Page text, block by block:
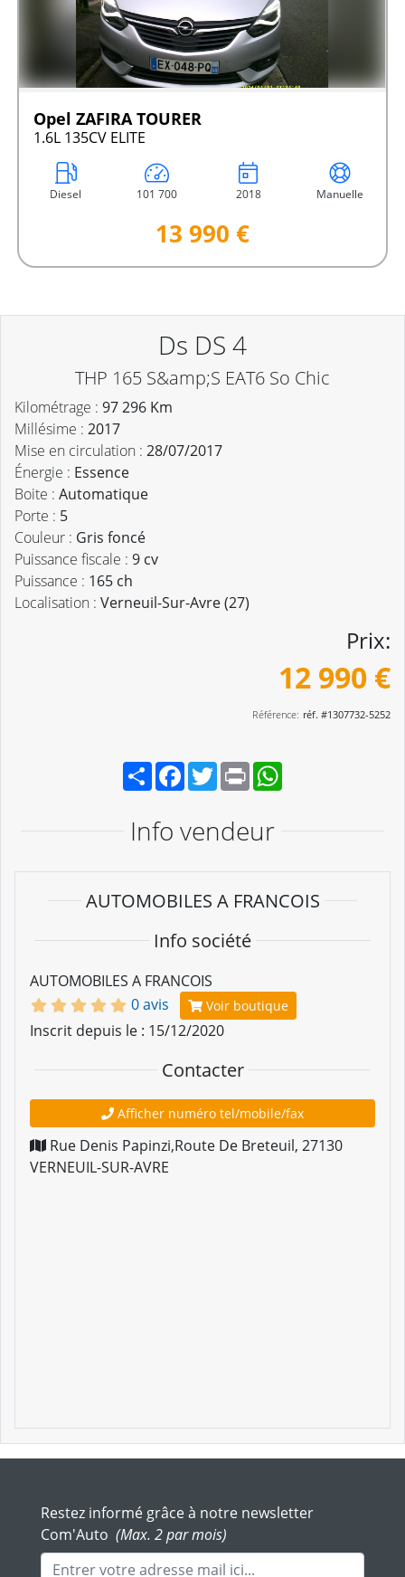
Opel ZAFIRA TOURER
1.6L 135CV ELITE
Diesel 101 700 2018 Manuelle
13 990 €
Ds DS 4
THP 165 S&amp;S EAT6 So Chic
Kilométrage : 97 296 Km
Millésime : 2017
Mise en circulation : 28/07/2017
Énergie : Essence
Boite : Automatique
Porte : 5
Couleur : Gris foncé
Puissance fiscale : 9 cv
Puissance : 165 ch
Localisation : Verneuil-Sur-Avre (27)
Prix:
12 990 €
Référence: réf. #1307732-5252
PartagerFacebook
TwitterPrint
Info vendeur
AUTOMOBILES A FRANCOIS
Info société
AUTOMOBILES A FRANCOIS
0 avis
Voir boutique
Inscrit depuis le : 15/12/2020
Contacter
Afficher numéro tel/mobile/fax
Rue Denis Papinzi,Route De Breteuil, 27130
VERNEUIL-SUR-AVRE
Restez informé grâce à notre newsletter
Com'Auto (Max. 2 par mois)
Adresse mail